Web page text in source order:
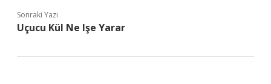
Sonraki Yazı
Uçucu Kül Ne Işe Yarar